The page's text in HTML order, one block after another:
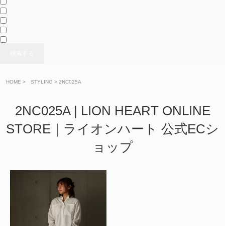
HOME > > 2NC025A
2NC025A | LION HEART ONLINE
STORE｜ライオンハート 公式ECシ
ョップ